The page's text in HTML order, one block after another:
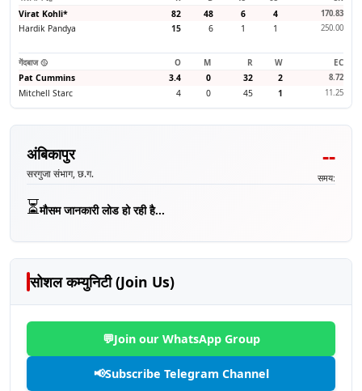
Virat Kohli* 82 48 6 4 170.83
Hardik Pandya 15 6 1 1 250.00
गेंदबाज 🥎 O M R W
EC
Pat Cummins
3.4 0 32 2 8.72
Mitchell Starc 4 0 45 1 11.25
अंबिकापुर
सरगुजा संभाग, छ.ग.
--
समय:
⏳मौसम जानकारी लोड हो रही है...
सोशल कम्युनिटी (Join Us)
💬Join our WhatsApp Group
📢Subscribe Telegram Channel